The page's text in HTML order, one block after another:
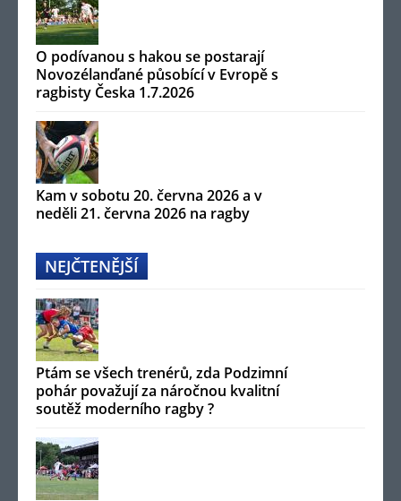
O podívanou s hakou se postarají
Novozélanďané působící v Evropě s
ragbisty Česka 1.7.2026
Kam v sobotu 20. června 2026 a v
neděli 21. června 2026 na ragby
NEJČTENĚJŠÍ
Ptám se všech trenérů, zda Podzimní
pohár považují za náročnou kvalitní
soutěž moderního ragby ?